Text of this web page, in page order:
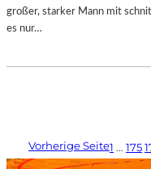
großer, starker Mann mit
es nur…
Vorherige Seite1 … 175